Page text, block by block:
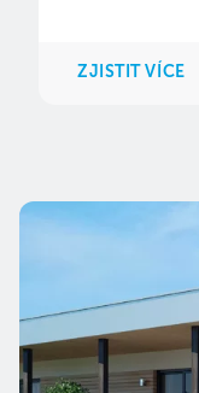
ZJISTIT VÍCE